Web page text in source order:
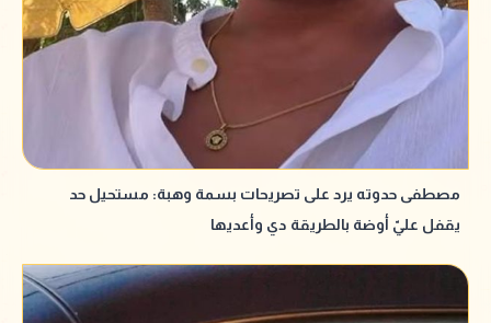
مصطفى حدوته يرد على تصريحات بسمة وهبة: مستحيل حد
يقفل عليّ أوضة بالطريقة دي وأعديها